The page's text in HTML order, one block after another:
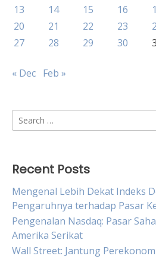
13 14 15 16
20
21 22 23
27
28 29 30
« Dec Feb »
Search
for:
Recent Posts
Mengenal Lebih Dekat Indeks
Pengaruhnya terhadap Pasar
Pengenalan Nasdaq: Pasar
Amerika Serikat
Wall Street: Jantung